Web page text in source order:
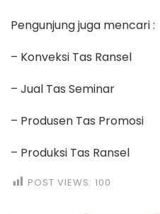
Pengunjung juga mencari :
– Konveksi Tas Ransel
– Jual Tas Seminar
– Produsen Tas Promosi
– Produksi Tas Ransel
POST VIEWS: 100